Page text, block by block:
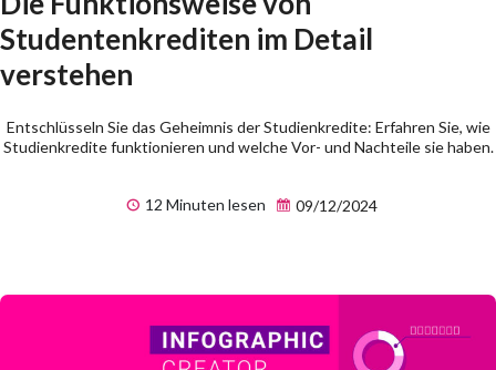
Studentenkrediten im Detail
verstehen
Entschlüsseln Sie das Geheimnis der Studienkredite: Erfahren Sie, wie
Studienkredite funktionieren und welche Vor- und Nachteile sie haben.
12 Minuten lesen 09/12/2024